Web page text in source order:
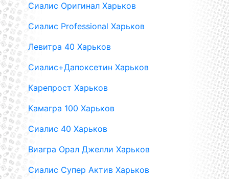
Сиалис Оригинал Харьков
Сиалис Professional Харьков
Левитра 40 Харьков
Сиалис+Дапоксетин Харьков
Карепрост Харьков
Камагра 100 Харьков
Сиалис 40 Харьков
Виагра Орал Джелли Харьков
Сиалис Супер Актив Харьков